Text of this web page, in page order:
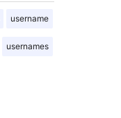
username
usernames